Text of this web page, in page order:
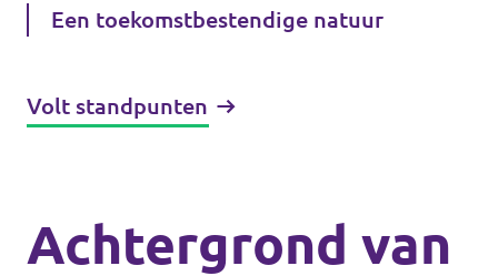
Een toekomstbestendige natuur
Volt standpunten
Achtergrond van